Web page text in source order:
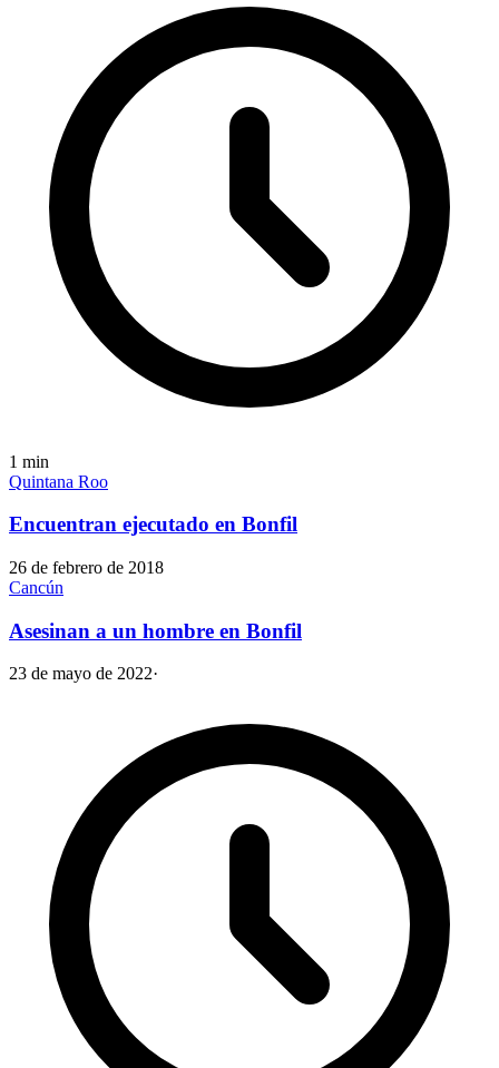
1 min
Quintana Roo
Encuentran ejecutado en Bonfil
26 de febrero de 2018
Cancún
Asesinan a un hombre en Bonfil
23 de mayo de 2022·